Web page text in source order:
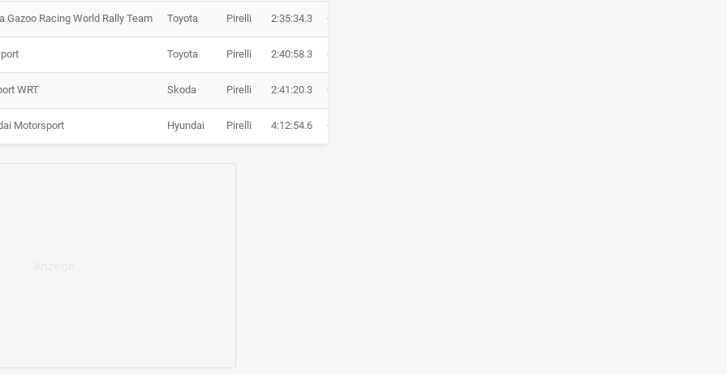
Gazoo Racing World Rally Team Toyota Pirelli 2:35:34.3 + 2:26.7
Toyota Pirelli 2:40:58.3 + 7:50.7
WRT Skoda Pirelli 2:41:20.3 + 8:12.7
Motorsport Hyundai Pirelli 4:12:54.6 + 1:39:47.0